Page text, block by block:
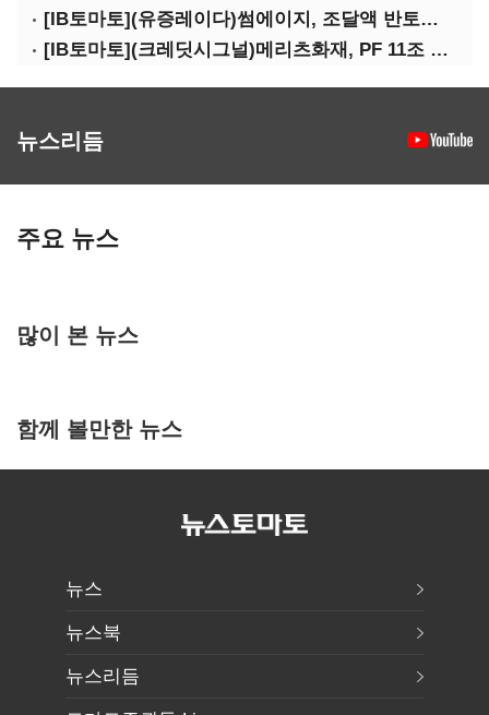
[IB토마토](유증레이다)썸에이지, 조달액 반토막…시총 200억 못 넘으면 철회
[IB토마토](크레딧시그널)메리츠화재, PF 11조 노출…부동산 사업성 저하 우려
뉴스리듬
주요 뉴스
많이 본 뉴스
함께 볼만한 뉴스
뉴스
뉴스북
뉴스리듬